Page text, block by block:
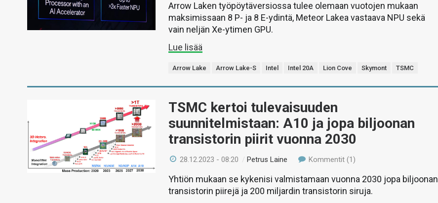
Arrow Laken työpöytäversiossa tulee olemaan vuotojen mukaan
maksimissaan 8 P- ja 8 E-ydintä, Meteor Lakea vastaava NPU sekä
vain neljän Xe-ytimen GPU.
Lue lisää
Arrow Lake Arrow Lake-S Intel Intel 20A Lion Cove Skymont TSMC
TSMC kertoi tulevaisuuden
suunnitelmistaan: A10 ja jopa biljoonan
transistorin piirit vuonna 2030
28.12.2023 - 08:20 /Petrus Laine Kommentit (1)
Yhtiön mukaan se kykenisi valmistamaan vuonna 2030 jopa biljoonan
transistorin piirejä ja 200 miljardin transistorin siruja.